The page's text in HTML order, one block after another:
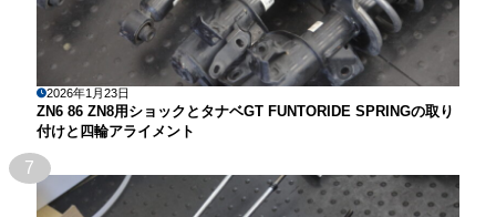
2026年1月23日
ZN6 86 ZN8用ショックとタナベGT FUNTORIDE SPRINGの取り
付けと四輪アライメント
7